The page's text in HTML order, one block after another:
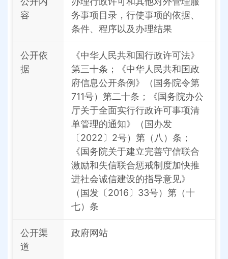
容
务事项目录，行使事项的依据、
条件、程序以及办理结果
公开依
据
《中华人民共和国行政许可法》
第三十条；《中华人民共和国政
府信息公开条例》（国务院令第
711号）第二十条；《国务院办公
厅关于全面实行行政许可事项清
单管理的通知》（国办发
〔2022〕2号）第（八）条；
《国务院关于建立完善守信联合
激励和失信联合惩戒制度加快推
进社会诚信建设的指导意见》
（国发〔2016〕33号）第（十
七）条
公开渠
道
政府网站